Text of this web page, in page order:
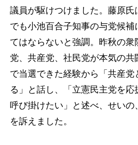
議員が駆けつけました。藤原氏
でも小池百合子知事の与党候補
てはならないと強調。昨秋の衆
党、共産党、社民党が本気の共
で当選できた経験から「共産党
る」と話し、「立憲民主党を応
呼び掛けたい」と述べ、せいの
を訴えました。